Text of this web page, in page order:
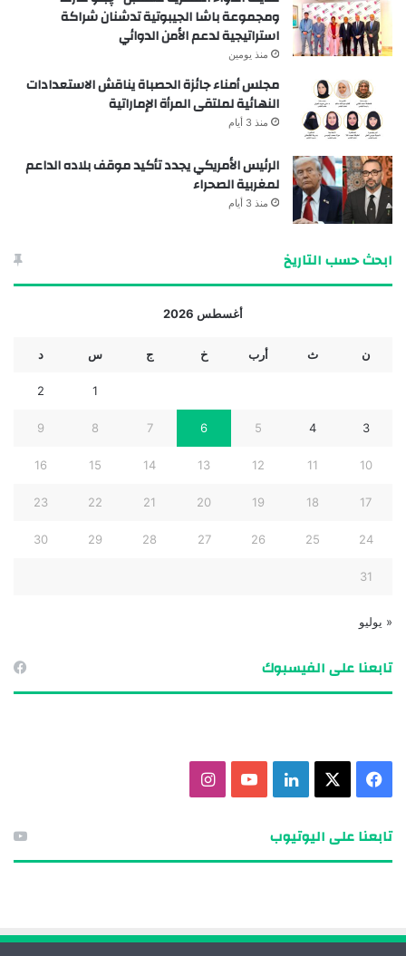
ومجموعة باشا الجيبوتية تدشنان شراكة
استراتيجية لدعم الأمن الدوائي
منذ يومين
مجلس أمناء جائزة الحصباة يناقش الاستعدادات
النهائية لملتقى المرأة الإماراتية
منذ 3 أيام
الرئيس الأمريكي يجدد تأكيد موقف بلاده الداعم
لمغربية الصحراء
منذ 3 أيام
ابحث حسب التاريخ
أغسطس 2026
ن ث أرب خ ج س د
1
2
3
4
5
6
7
8
9
10
11
12
13
14
15
16
17
18
19
20
21
22
23
24
25
26
27
28
29
30
31
« يوليو
تابعنا على الفيسبوك
تابعنا على اليوتيوب